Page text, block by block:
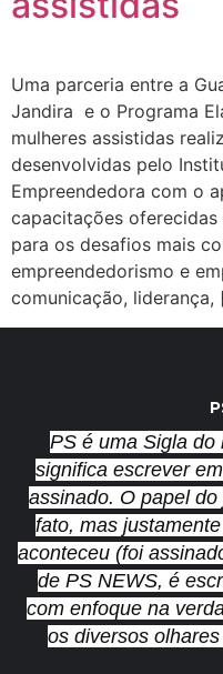
Uma parceria entre a
Jandira e o Programa
mulheres assistidas
desenvolvidas pelo
Empreendedora com o
capacitações
para os desafios mais
empreendedorismo e
comunicação, liderança,
PS é uma Sigla do
significa escrever
assinado. O papel
fato, mas
aconteceu (foi
de PS NEWS, é
com enfoque na
os diversos